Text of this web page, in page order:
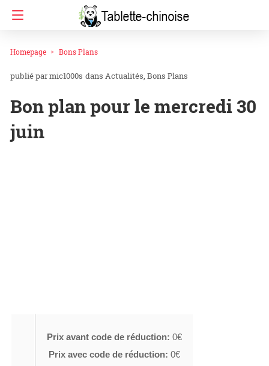
Homepage Bons Plans
mic1000s dans Actualités Bons Plans
Bon plan pour le mercredi 30
juin
Prix avant code de réduction: 0€
Prix avec code de réduction: 0€